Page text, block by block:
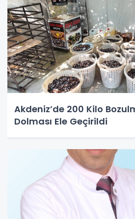
Akdeniz’de 200 Kilo
Dolması Ele Geçirildi